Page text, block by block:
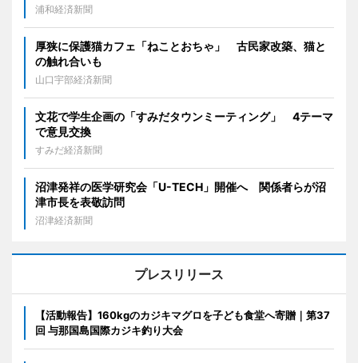
浦和経済新聞
厚狭に保護猫カフェ「ねことおちゃ」 古民家改築、猫と
の触れ合いも
山口宇部経済新聞
文花で学生企画の「すみだタウンミーティング」 4テーマ
で意見交換
すみだ経済新聞
沼津発祥の医学研究会「U-TECH」開催へ 関係者らが沼
津市長を表敬訪問
沼津経済新聞
プレスリリース
【活動報告】160kgのカジキマグロを子ども食堂へ寄贈｜第37
回 与那国島国際カジキ釣り大会